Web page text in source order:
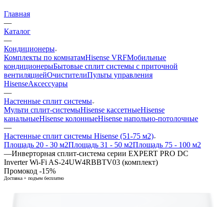
Главная
—
Каталог
—
Кондиционеры
Комплекты по комнатамHisense VRFМобильные
кондиционерыБытовые сплит системы с приточной
вентиляциейОчистителиПульты управления
HisenseАксессуары
—
Настенные сплит системы
Мульти сплит-системыHisense кассетныеHisense
канальныеHisense колонныеHisense напольно-потолочные
—
Настенные сплит системы Hisense (51-75 м2)
Площадь 20 - 30 м2Площадь 31 - 50 м2Площадь 75 - 100 м2
—Инверторная cплит-система серии EXPERT PRO DC
Inverter Wi-Fi AS-24UW4RBBTV03 (комплект)
Промокод -15%
Доставка + подъем бесплатно